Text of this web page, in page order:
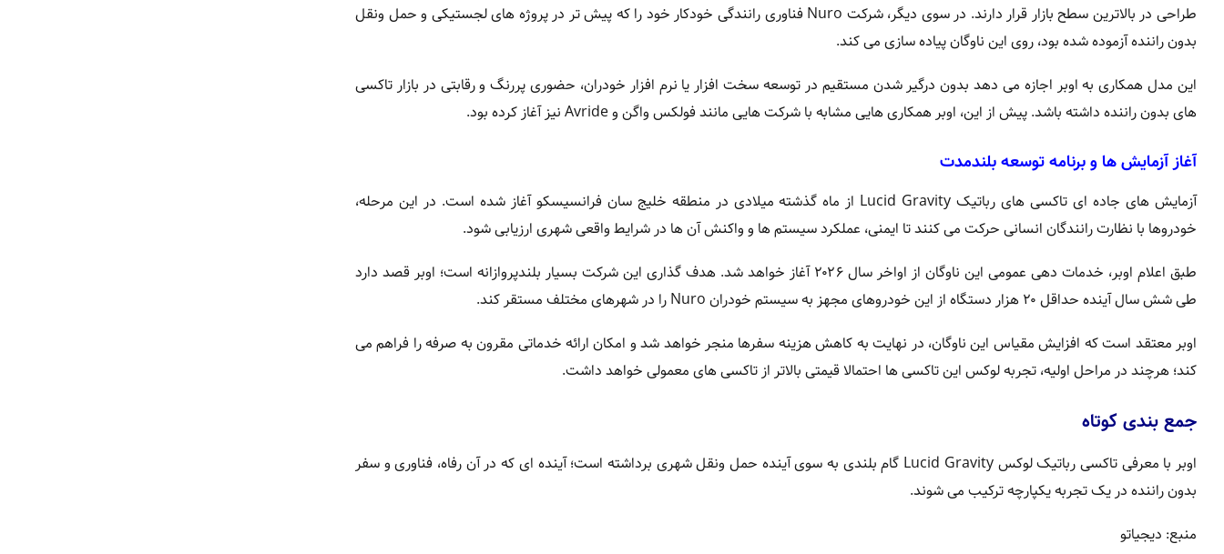
طراحی در بالاترین سطح بازار قرار دارند. در سوی دیگر، شرکت Nuro فناوری رانندگی خودکار خود را که پیش تر در پروژه های لجستیکی و حمل ونقل
بدون راننده آزموده شده بود، روی این ناوگان پیاده سازی می کند.
این مدل همکاری به اوبر اجازه می دهد بدون درگیر شدن مستقیم در توسعه سخت افزار یا نرم افزار خودران، حضوری پررنگ و رقابتی در بازار تاکسی
های بدون راننده داشته باشد. پیش از این، اوبر همکاری هایی مشابه با شرکت هایی مانند فولکس واگن و Avride نیز آغاز کرده بود.
آغاز آزمایش ها و برنامه توسعه بلندمدت
آزمایش های جاده ای تاکسی های رباتیک Lucid Gravity از ماه گذشته میلادی در منطقه خلیج سان فرانسیسکو آغاز شده است. در این مرحله،
خودروها با نظارت رانندگان انسانی حرکت می کنند تا ایمنی، عملکرد سیستم ها و واکنش آن ها در شرایط واقعی شهری ارزیابی شود.
طبق اعلام اوبر، خدمات دهی عمومی این ناوگان از اواخر سال ۲۰۲۶ آغاز خواهد شد. هدف گذاری این شرکت بسیار بلندپروازانه است؛ اوبر قصد دارد
طی شش سال آینده حداقل ۲۰ هزار دستگاه از این خودروهای مجهز به سیستم خودران Nuro را در شهرهای مختلف مستقر کند.
اوبر معتقد است که افزایش مقیاس این ناوگان، در نهایت به کاهش هزینه سفرها منجر خواهد شد و امکان ارائه خدماتی مقرون به صرفه را فراهم می
کند؛ هرچند در مراحل اولیه، تجربه لوکس این تاکسی ها احتمالا قیمتی بالاتر از تاکسی های معمولی خواهد داشت.
جمع بندی کوتاه
اوبر با معرفی تاکسی رباتیک لوکس Lucid Gravity گام بلندی به سوی آینده حمل ونقل شهری برداشته است؛ آینده ای که در آن رفاه، فناوری و سفر
بدون راننده در یک تجربه یکپارچه ترکیب می شوند.
منبع: دیجیاتو